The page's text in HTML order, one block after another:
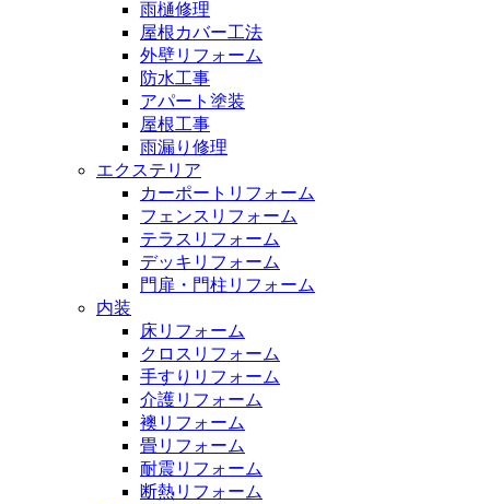
雨樋修理
屋根カバー工法
外壁リフォーム
防水工事
アパート塗装
屋根工事
雨漏り修理
エクステリア
カーポートリフォーム
フェンスリフォーム
テラスリフォーム
デッキリフォーム
門扉・門柱リフォーム
内装
床リフォーム
クロスリフォーム
手すりリフォーム
介護リフォーム
襖リフォーム
畳リフォーム
耐震リフォーム
断熱リフォーム